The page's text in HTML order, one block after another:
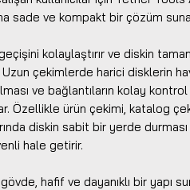
sade ve kompakt bir çözüm
kolaylaştırır ve diskin
Uzun çekimlerde harici disklerin
ve bağlantıların kolay
Özellikle ürün çekimi, katalog
diskin sabit bir yerde
hale getirir.
hafif ve dayanıklı bir yapı